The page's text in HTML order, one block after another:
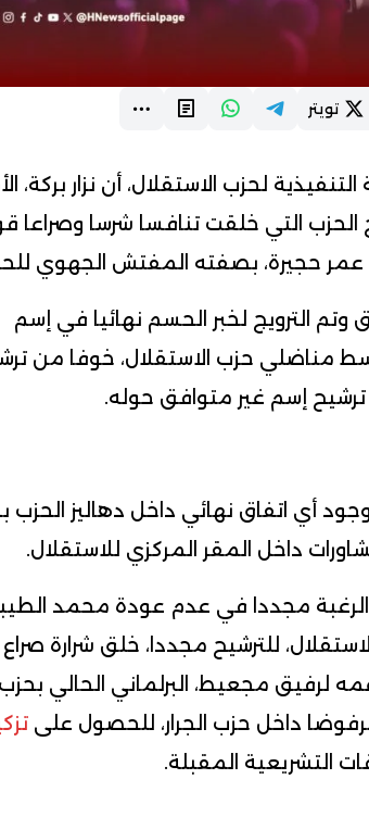
تويتر
لحزب الاستقلال، أن نزار بركة،
التي خلقت تنافسا شرسا وصراعا
عمر حجيرة، بصفته المفتش الجهوي
الترويج لخبر الحسم نهائيا في إسم
وسط مناضلي حزب الاستقلال، خوفا من
ترشيح إسم غير متوافق حوله.
أي اتفاق نهائي داخل دهاليز الحزب
داخل المقر المركزي للاستقلال.
مجددا في عدم عودة محمد
للترشيح مجددا، خلق شرارة
لرفيق مجعيط، البرلماني الحالي بحزب
داخل حزب الجرار، للحصول على
التشريعية المقبلة.